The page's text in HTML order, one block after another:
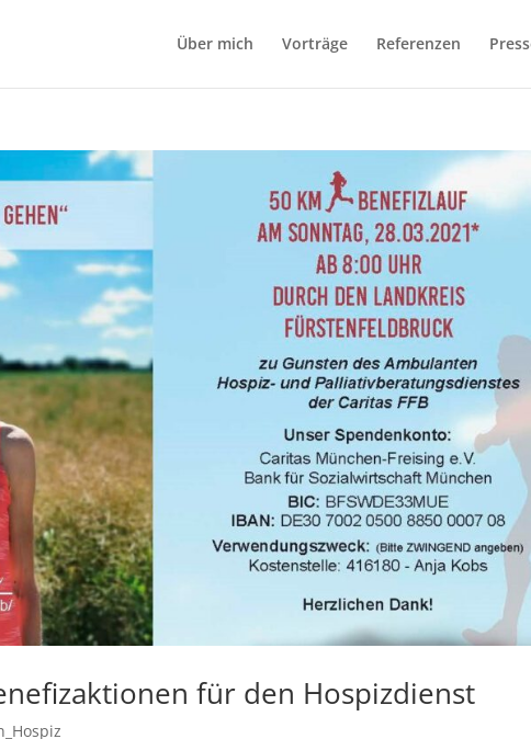
Über mich Vorträge Referenzen
für den Hospizdienst